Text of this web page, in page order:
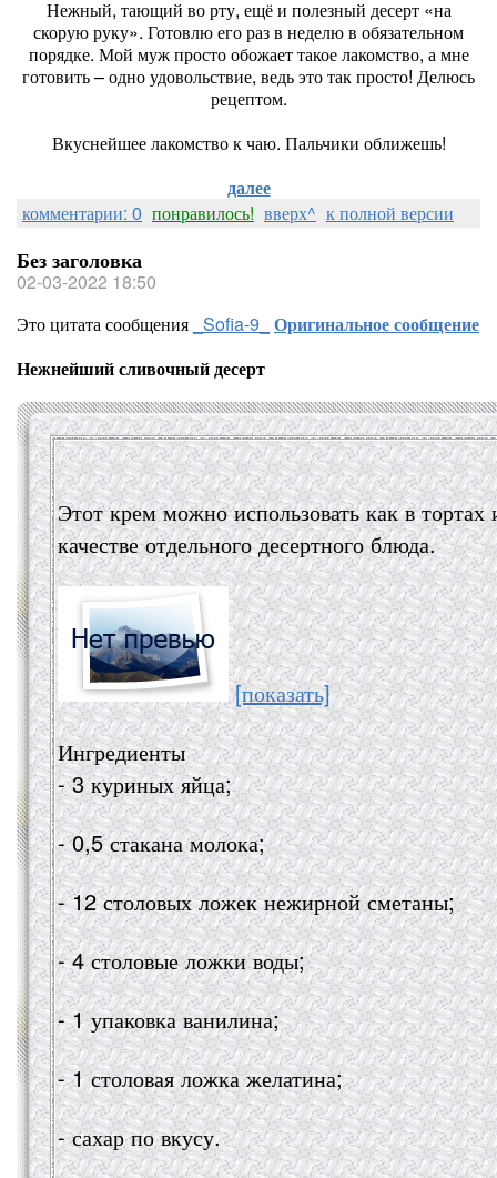
Нежный, тающий во рту, ещё и полезный десерт «на
скорую руку». Готовлю его раз в неделю в обязательном
порядке. Мой муж просто обожает такое лакомство, а мне
готовить – одно удовольствие, ведь это так просто! Делюсь
рецептом.
Вкуснейшее лакомство к чаю. Пальчики оближешь!
далее
комментарии: 0 понравилось! вверх^ к полной версии
Без заголовка
02-03-2022 18:50
Это цитата сообщения _Sofia-9_
Оригинальное сообщение
Нежнейший сливочный десерт
Этот крем можно использовать как в
качестве отдельного десертного блюда.
[показать]
Ингредиенты
- 3 куриных яйца;
- 0,5 стакана молока;
- 12 столовых ложек нежирной сметаны;
- 4 столовые ложки воды;
- 1 упаковка ванилина;
- 1 столовая ложка желатина;
- сахар по вкусу.